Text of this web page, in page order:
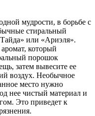
мудрости, в борьбе с
стиральный
или «Ариэля».
который
порошок
затем вывесите ее
воздух. Необычное
место нужно
нее чистый материал и
Это приведет к